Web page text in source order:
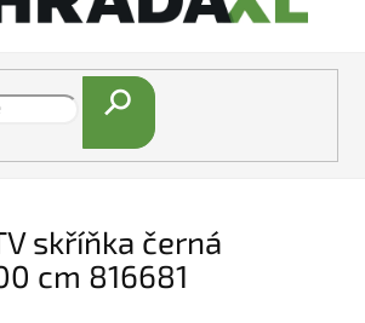
Hledat
skříňka černá
cm 816681